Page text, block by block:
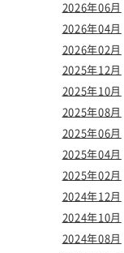
2026年06月
2026年04月
2026年02月
2025年12月
2025年10月
2025年08月
2025年06月
2025年04月
2025年02月
2024年12月
2024年10月
2024年08月